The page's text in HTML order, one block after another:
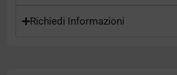
Richiedi Informazioni